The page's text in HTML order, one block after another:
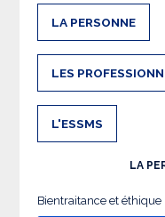
LA PERSONNE
LES
L'ESSMS
LA
Bientraitance et éthique